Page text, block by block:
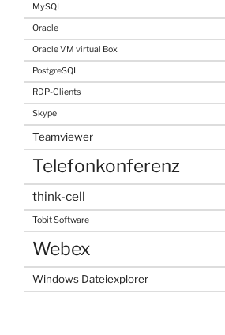
MySQL
Oracle
Oracle VM virtual Box
PostgreSQL
RDP-Clients
Skype
Teamviewer
Telefonkonferenz
think-cell
Tobit Software
Webex
Windows Dateiexplorer